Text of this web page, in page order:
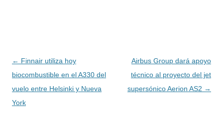
Navegación
de
entradas
← Finnair utiliza hoy
biocombustible en el A330 del
vuelo entre Helsinki y Nueva
York
Airbus Group dará apoyo
técnico al proyecto del jet
supersónico Aerion AS2 →